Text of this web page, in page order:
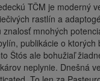
TČM je moderný
rastlín a
mnohých
publikácie o ktorých
Štós ale bohužiaľ
neplynie. Dnešná